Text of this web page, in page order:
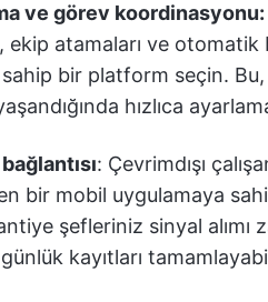
ve görev koordinasyonu:
ekip atamaları ve
bir platform seçin. Bu,
hızlıca
: Çevrimdışı
bir mobil uygulamaya
şefleriniz sinyal
kayıtları